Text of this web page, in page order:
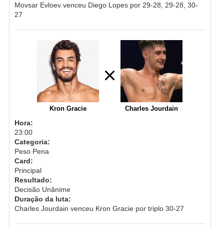
Movsar Evloev venceu Diego Lopes por 29-28, 29-28, 30-
27
Kron Gracie Charles Jourdain
Hora:
23:00
Categoria:
Peso Pena
Card:
Principal
Resultado:
Decisão Unânime
Duração da luta:
Charles Jourdain venceu Kron Gracie por triplo 30-27